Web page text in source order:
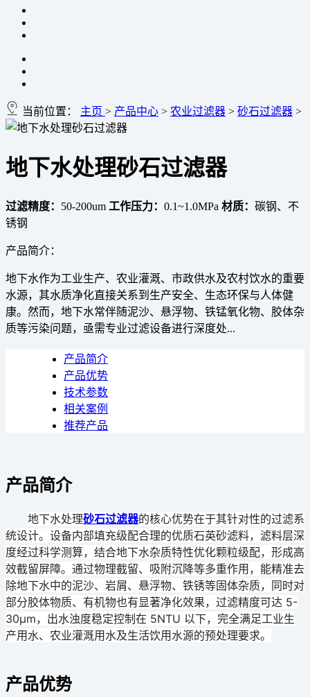
当前位置： 主页 > 产品中心 > 农业过滤器 > 砂石过滤器 >
地下水处理砂石过滤器
过滤精度： 50-200um 工作压力： 0.1~1.0MPa 材质： 碳钢、不
锈钢
产品简介：
地下水作为工业生产、农业灌溉、市政供水及农村饮水的重要
水源，其水质净化直接关系到生产安全、生态环保与人体健
康。然而，地下水常伴随泥沙、悬浮物、铁锰氧化物、胶体杂
质等污染问题，亟需专业过滤设备进行深度处...
产品简介
产品优势
技术参数
相关案例
推荐产品
产品简介
地下水处理砂石过滤器的核心优势在于其针对性的过滤系
统设计。设备内部填充级配合理的优质石英砂滤料，滤料层深
度经过科学测算，结合地下水杂质特性优化颗粒级配，形成高
效截留屏障。通过物理截留、吸附沉降等多重作用，能精准去
除地下水中的泥沙、岩屑、悬浮物、铁锈等固体杂质，同时对
部分胶体物质、有机物也有显著净化效果，过滤精度可达 5-
30μm，出水浊度稳定控制在 5NTU 以下，完全满足工业生
产用水、农业灌溉用水及生活饮用水源的预处理要求。
产品优势